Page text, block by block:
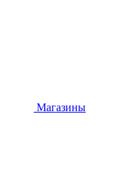
Магазины